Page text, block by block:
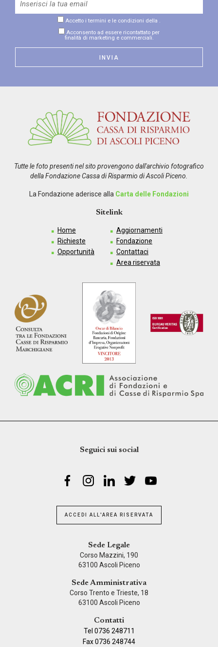
Accetto i termini e le condizioni della .
Acconsento ad essere ricontattato per
finalità di marketing e commerciali.
Tutte le foto presenti nel sito provengono dall'archivio fotografico
della Fondazione Cassa di Risparmio di Ascoli Piceno.
La Fondazione aderisce alla Carta delle Fondazioni
Sitelink
Home
Richieste
Opportunità
Aggiornamenti
Fondazione
Contattaci
Area riservata
Seguici sui social
ACCEDI ALL'AREA RISERVATA
Sede Legale
Corso Mazzini, 190
63100 Ascoli Piceno
Sede Amministrativa
Corso Trento e Trieste, 18
63100 Ascoli Piceno
Contatti
Tel 0736 248711
Fax 0736 248744